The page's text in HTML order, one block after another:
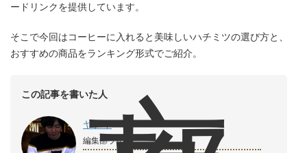
ードリンクを提供しています。
そこで今回はコーヒーに入れると美味しいハチミツの選び方と、
おすすめの商品をランキング形式でご紹介。
この記事を書いた人
ヤナイ
編集部ライター